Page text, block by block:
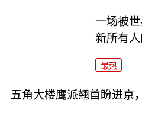
一场被
新所有人
最热
五角大楼鹰派翘首盼进京